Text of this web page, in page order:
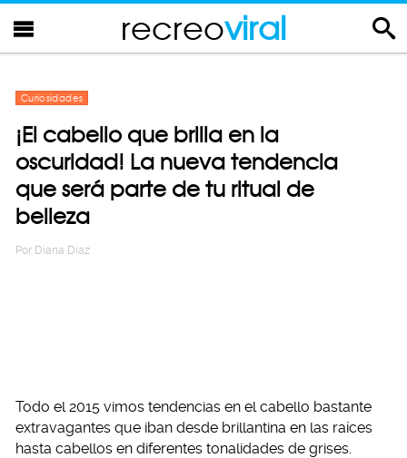
recreoviral
Curiosidades
¡El cabello que brilla en la
oscuridad! La nueva tendencia
que será parte de tu ritual de
belleza
Por Diana Diaz
Todo el 2015 vimos tendencias en el cabello bastante
extravagantes que iban desde brillantina en las raíces
hasta cabellos en diferentes tonalidades de grises.